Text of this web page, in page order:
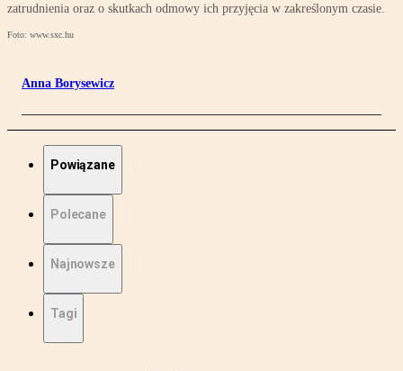
zatrudnienia oraz o skutkach odmowy ich przyjęcia w zakreślonym czasie.
Foto: www.sxc.hu
Anna Borysewicz
Powiązane
Polecane
Najnowsze
Tagi